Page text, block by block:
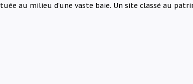
au milieu d'une vaste baie. Un site classé au